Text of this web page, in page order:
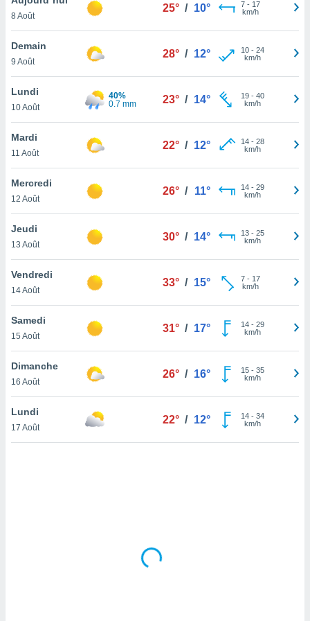
et
»,
au
vous
qu'ils
ou
le
ainsi
un
la
du
en
de
8 Août
25° / 10° 7- 17
km/h
Demain
9 Août
28° / 12° 10- 24
km/h
Lundi
10 Août
40%
0.7 mm
23° / 14° 19- 40
km/h
Mardi
11 Août
22° / 12° 14- 28
km/h
Mercredi
12 Août
26° / 11° 14- 29
km/h
Jeudi
13 Août
30° / 14° 13- 25
km/h
Vendredi
14 Août
33° / 15° 7- 17
km/h
Samedi
15 Août
31° / 17° 14- 29
km/h
Dimanche
16 Août
26° / 16° 15- 35
km/h
Lundi
17 Août
22° / 12° 14- 34
km/h